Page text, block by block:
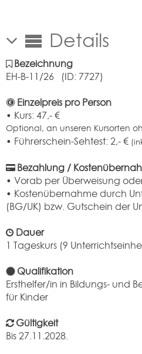
Details
Bezeichnung
EH-B-11/26 (ID: 7727)
Einzelpreis pro Person
• Kurs:47,-€
Optional, an unseren Kursorten
• Führerschein-Sehtest: 2,- €
Bezahlung /
• Vorab per Überweisung
• Kostenübernahme durch
(BG/UK) bzw. Gutschein der
Dauer
1 Tageskurs (9
Qualifikation
Ersthelfer/in in Bildungs- und
für Kinder
Gültigkeit
Bis 27.11.2028.